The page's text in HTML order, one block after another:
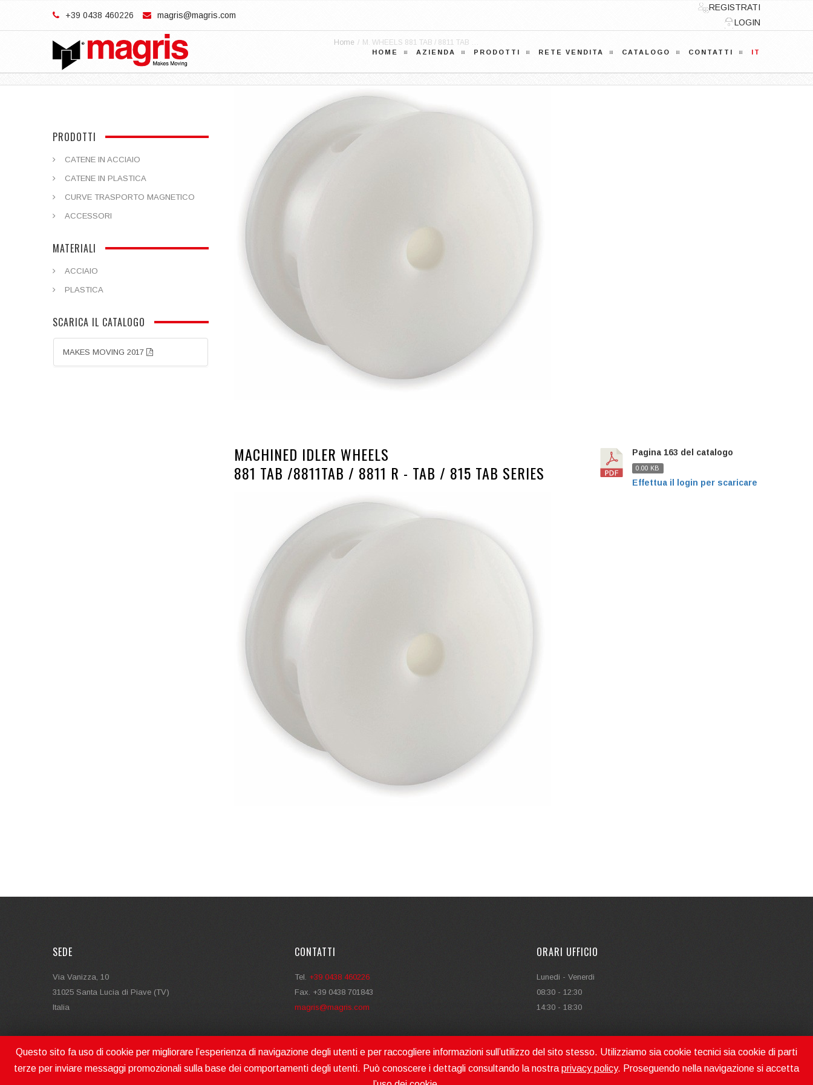
+39 0438 460226 magris@magris.com
REGISTRATI
LOGIN
HOME AZIENDA PRODOTTI RETE VENDITA CATALOGO CONTATTI IT
Home / M. WHEELS 881 TAB / 8811 TAB …
MACHINED IDLER WHEELS
881 TAB /8811TAB / 8811 R - TAB / 815 TAB SERIES
Pagina 163 del catalogo
0.00 KB
Effettua il login per scaricare
PRODOTTI
CATENE IN ACCIAIO
CATENE IN PLASTICA
CURVE TRASPORTO MAGNETICO
ACCESSORI
MATERIALI
ACCIAIO
PLASTICA
SCARICA IL CATALOGO
MAKES MOVING 2017
SEDE
Via Vanizza, 10
31025 Santa Lucia di Piave (TV)
Italia
CONTATTI
Tel. +39 0438 460226
Fax. +39 0438 701843
magris@magris.com
ORARI UFFICIO
Lunedi - Venerdi
08:30 - 12:30
14:30 - 18:30
Questo sito fa uso di cookie per migliorare l’esperienza di navigazione degli utenti e per raccogliere informazioni sull’utilizzo del sito stesso. Utilizziamo sia cookie tecnici sia cookie di parti
terze per inviare messaggi promozionali sulla base dei comportamenti degli utenti. Può conoscere i dettagli consultando la nostra privacy policy. Proseguendo nella navigazione si accetta